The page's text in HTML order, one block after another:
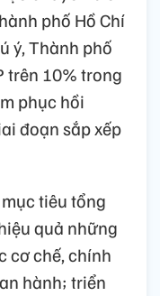
phố Hồ Chí
ý, Thành phố
trên 10% trong
phục hồi
đoạn sắp xếp
tiêu tổng
quả những
cơ chế, chính
hành; triển